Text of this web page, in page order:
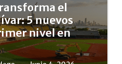
el
5 nuevos
nivel en